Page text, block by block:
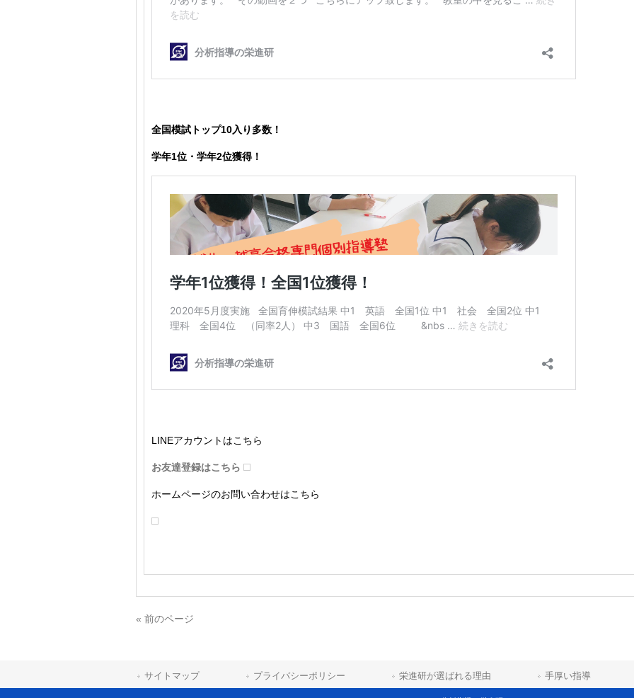
全国模試トップ10入り多数！
学年1位・学年2位獲得！
LINEアカウントはこちら
お友達登録はこちら
ホームページのお問い合わせはこちら
« 前のページ
サイトマップ プライバシーポリシー 栄進研が選ばれる理由 手厚い指導